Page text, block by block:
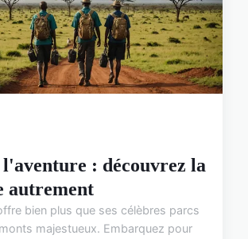
: découvrez la
autrement
bien plus que ses célèbres parcs
majestueux. Embarquez pour